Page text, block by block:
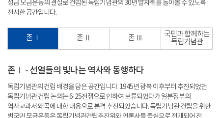
성금 모금운동의 결실로 건립된 독립기념관의 30년 발자취를 돌아볼 수 있도록
전시한 공간입니다.
존 Ⅰ 존 Ⅱ 존 Ⅲ
국민과 함께하는
독립기념관
존Ⅰ - 선열들의 빛나는 역사와 동행하다
독립기념관의 건립 배경을 담은 공간입니다. 1945년 광복 이후부터 추진되었던
독립기념관 건립 논의는 6·25전쟁으로 인하여 보류되었다가 일본정부의
역사교과서 왜곡에 대한 대응으로 본격 추진되었습니다. 독립기념관 건립을 위한
범국민 모금운동은 독립기념관건립추진위와 언론사를 중심으로 전개되어 전